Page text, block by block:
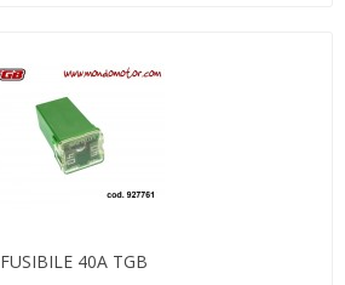
FUSIBILE 40A TGB